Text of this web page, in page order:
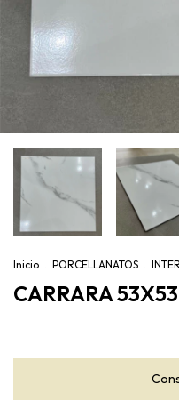
Inicio . PORCELLANATOS .
CARRARA